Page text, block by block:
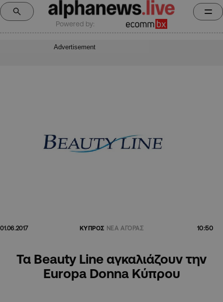
Powered by:
Advertisement
01.06.2017 ΚΥΠΡΟΣ ΝΕΑ ΑΓΟΡΑΣ 10:50
Τα Beauty Line αγκαλιάζουν την
Europa Donna Κύπρου